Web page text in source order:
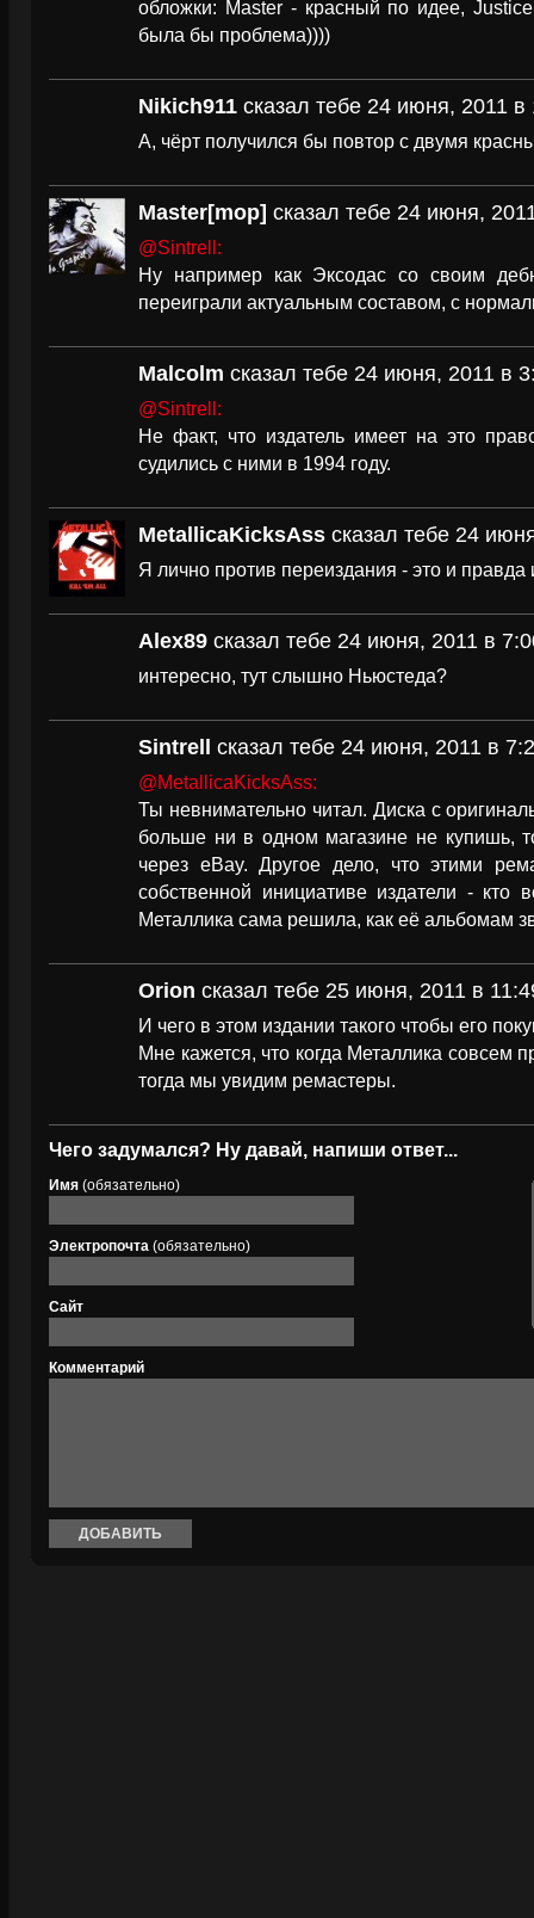
обложки: Master - красный по идее,
была бы проблема))))
Nikich911 сказал тебе 24 июня, 2011 в
А, чёрт получился бы повтор с двумя
Master[mop] сказал тебе 24 июня,
@Sintrell:
Ну например как Эксодас со своим
переиграли актуальным составом, с
Malcolm сказал тебе 24 июня, 2011 в
@Sintrell:
Не факт, что издатель имеет на это
судились с ними в 1994 году.
MetallicaKicksAss сказал тебе 24
Я лично против переиздания - это и
Alex89 сказал тебе 24 июня, 2011 в
интересно, тут слышно Ньюстеда?
Sintrell сказал тебе 24 июня, 2011 в
@MetallicaKicksAss:
Ты невнимательно читал. Диска с
больше ни в одном магазине не купишь,
через eBay. Другое дело, что этими
собственной инициативе издатели - кто
Металлика сама решила, как её альбомам
Orion сказал тебе 25 июня, 2011 в
И чего в этом издании такого чтобы его
Мне кажется, что когда Металлика совсем
тогда мы увидим ремастеры.
Чего задумался? Ну давай, напиши ответ...
Имя (обязательно)
Электропочта (обязательно)
Сайт
Комментарий